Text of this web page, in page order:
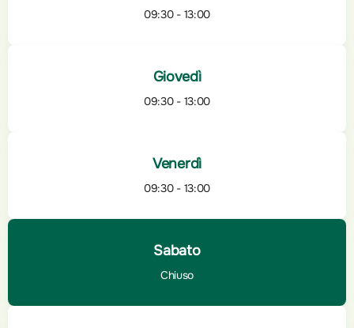
09:30 - 13:00
Giovedì
09:30 - 13:00
Venerdì
09:30 - 13:00
Sabato
Chiuso